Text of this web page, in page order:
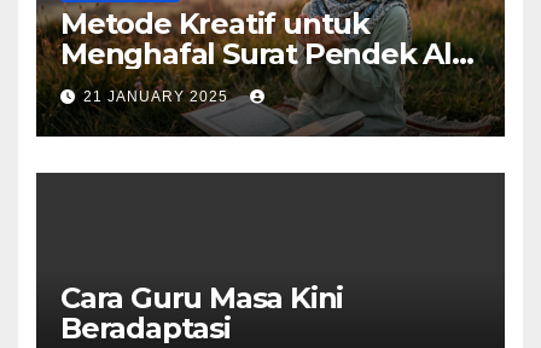
Metode Kreatif untuk
Menghafal Surat Pendek Al-
Qur’an
21 JANUARY 2025
Cara Guru Masa Kini
Beradaptasi